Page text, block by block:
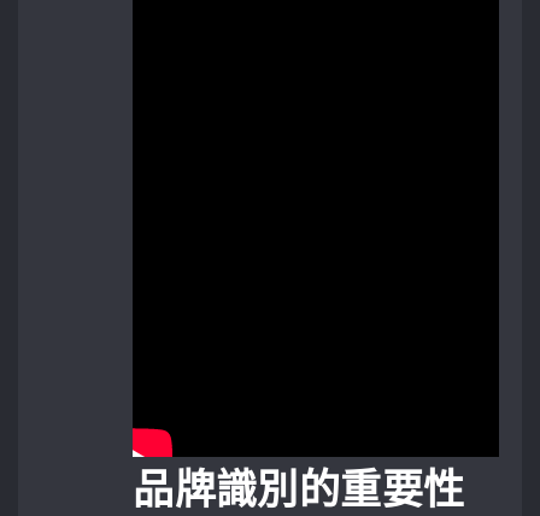
品牌識別的重要性